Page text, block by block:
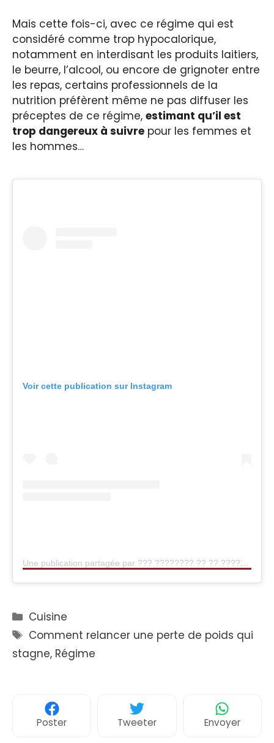
Mais cette fois-ci, avec ce régime qui est
considéré comme trop hypocalorique,
notamment en interdisant les produits laitiers,
le beurre, l’alcool, ou encore de grignoter entre
les repas, certains professionnels de la
nutrition préfèrent même ne pas diffuser les
préceptes de ce régime, estimant qu’il est
trop dangereux à suivre pour les femmes et
les hommes…
Voir cette publication sur Instagram
Une publication partagée par ??? ???????? ?? ?? ????̈???? ღ (@asie.pictures)
Catégories
Cuisine
Étiquettes
Comment relancer une perte de poids qui
stagne, Régime
Poster Tweeter Envoyer